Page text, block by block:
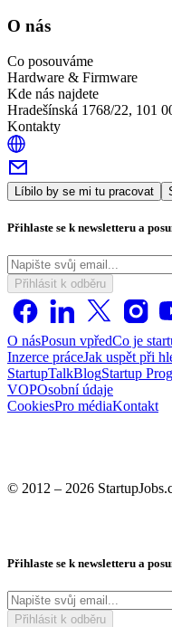
O nás
Co posouváme
Hardware & Firmware
Kde nás najdete
Hradešínská 1768/22, 101
Kontakty
Líbilo by se mi tu pracovat
Přihlaste se k newsletteru a
Přihlásit k odběru
O násPosun vpředCo je
Inzerce práceJak uspět při
StartupTalkBlogStartup
VOPOsobní údaje
CookiesPro médiaKontakt
© 2012 – 2026
Přihlaste se k newsletteru a
Přihlásit k odběru